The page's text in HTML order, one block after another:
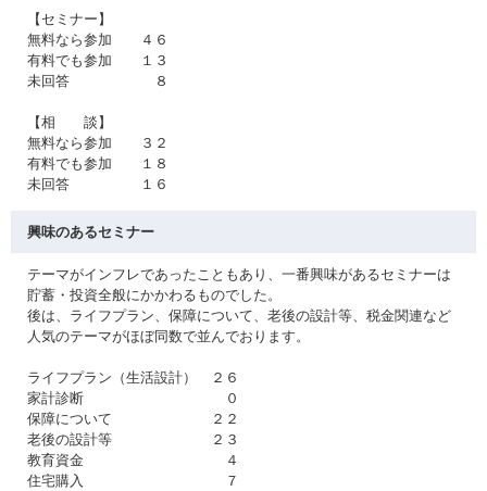
【セミナー】
無料なら参加 ４６
有料でも参加 １３
未回答 ８
【相 談】
無料なら参加 ３２
有料でも参加 １８
未回答 １６
興味のあるセミナー
テーマがインフレであったこともあり、一番興味があるセミナーは
貯蓄・投資全般にかかわるものでした。
後は、ライフプラン、保障について、老後の設計等、税金関連など
人気のテーマがほぼ同数で並んでおります。
ライフプラン（生活設計） ２６
家計診断 ０
保障について ２２
老後の設計等 ２３
教育資金 ４
住宅購入 ７